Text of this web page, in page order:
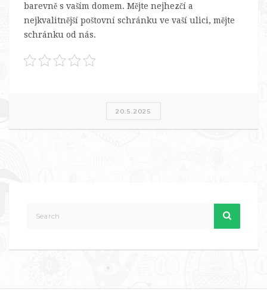
barevně s vaším domem. Mějte nejhezčí a
nejkvalitnější poštovní schránku ve vaší ulici, mějte
schránku od nás.
20.5.2025